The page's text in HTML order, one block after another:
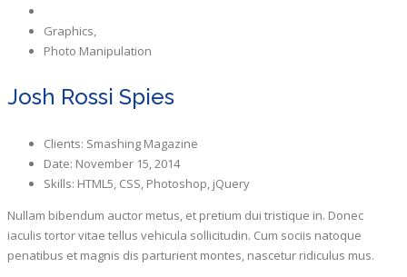
Graphics,
Photo Manipulation
Josh Rossi Spies
Clients: Smashing Magazine
Date: November 15, 2014
Skills: HTML5, CSS, Photoshop, jQuery
Nullam bibendum auctor metus, et pretium dui tristique in. Donec
iaculis tortor vitae tellus vehicula sollicitudin. Cum sociis natoque
penatibus et magnis dis parturient montes, nascetur ridiculus mus.